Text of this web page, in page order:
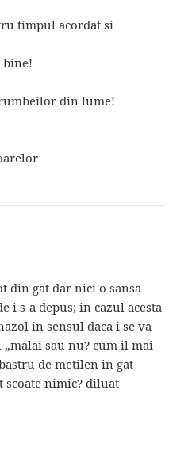
timpul acordat si
bine!
din lume!
din gat dar nici o sansa
i s-a depus; in cazul acesta
in sensul daca i se va
sau nu? cum il mai
de metilen in gat
scoate nimic? diluat-